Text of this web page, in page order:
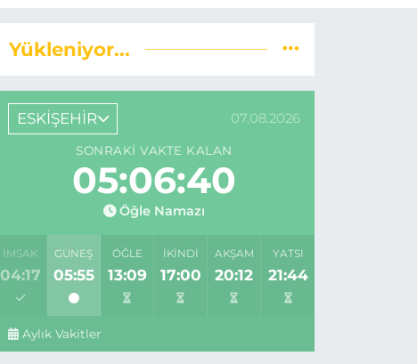
Yükleniyor...
ESKİŞEHİR 07.08.2026
SONRAKI VAKTE KALAN
05:06:39
Öğle Namazı
İMSAK
04:17
GÜNEŞ
05:55
ÖĞLE
13:09
İKINDI
17:00
AKŞAM
20:12
YATSI
21:44
Aylık Vakitler